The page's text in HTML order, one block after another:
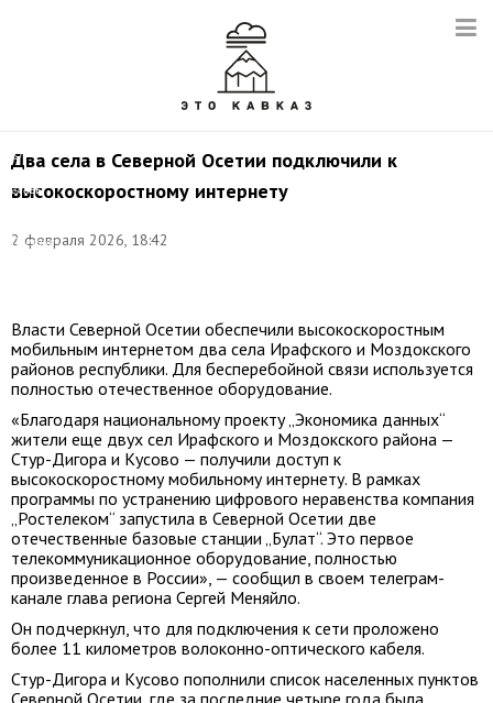
Два села в Северной Осетии подключили к
высокоскоростному интернету
2 февраля 2026, 18:42
©
соцсети
главы
Осетия
Власти Северной Осетии обеспечили высокоскоростным
мобильным интернетом два села Ирафского и Моздокского
районов республики. Для бесперебойной связи используется
полностью отечественное оборудование.
«Благодаря национальному проекту „Экономика данных“
жители еще двух сел Ирафского и Моздокского района —
Стур-Дигора и Кусово — получили доступ к
высокоскоростному мобильному интернету. В рамках
программы по устранению цифрового неравенства компания
„Ростелеком“ запустила в Северной Осетии две
отечественные базовые станции „Булат“. Это первое
телекоммуникационное оборудование, полностью
произведенное в России», — сообщил в своем телеграм-
канале глава региона Сергей Меняйло.
Он подчеркнул, что для подключения к сети проложено
более 11 километров волоконно-оптического кабеля.
Стур-Дигора и Кусово пополнили список населенных пунктов